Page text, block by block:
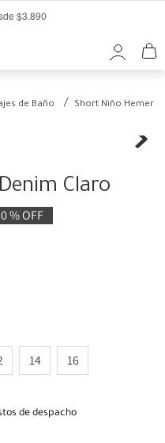
$3.890
de Baño
Short Niño Hemer
Claro
%OFF
14 16
de despacho